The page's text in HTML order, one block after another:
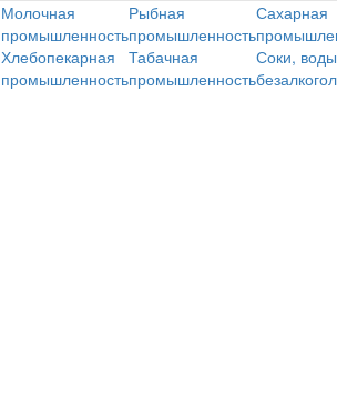
Молочная
промышленность
Рыбная
промышленность
Сахарная
Хлебопекарная
промышленность
Табачная
промышленность
Соки,